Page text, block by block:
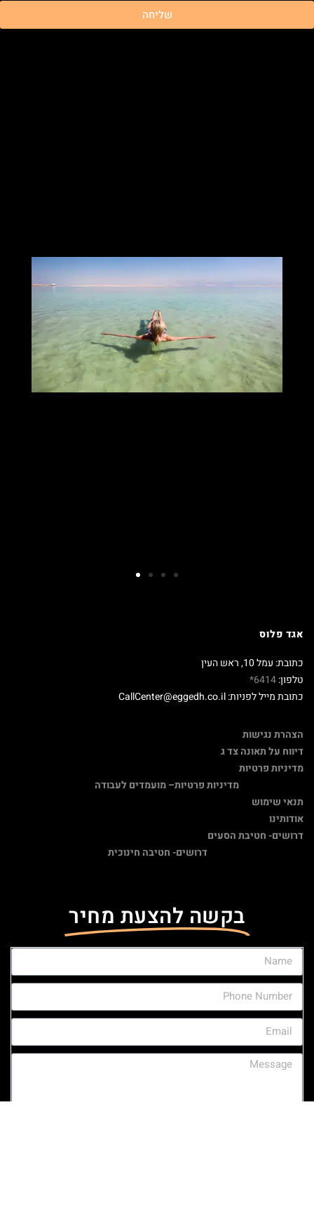
שליחה
אגד פלוס
כתובת: עמל 10, ראש העין
טלפון:6414*
כתובת מייל לפניות: CallCenter@eggedh.co.il
הצהרת נגישות
דיווח על תאונה צד ג
מדיניות פרטיות
מדיניות פרטיות– מועמדים לעבודה
תנאי שימוש
אודותינו
דרושים- חטיבת הסעים
דרושים- חטיבה חינוכית
בקשה להצעת מחיר